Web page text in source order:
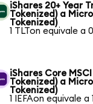
iShares 20+ Year
Tokenized) a
Tokenized)
1 TLTon equivale a
iShares Core MSCI
Tokenized) a
Tokenized)
1 IEFAon equivale a